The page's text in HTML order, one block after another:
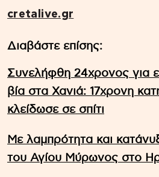
cretalive.gr
Διαβάστε επίσης:
Συνελήφθη 24χρονος για
βία στα Χανιά: 17χρονη
κλείδωσε σε σπίτι
Με λαμπρότητα και
του Αγίου Μύρωνος στο